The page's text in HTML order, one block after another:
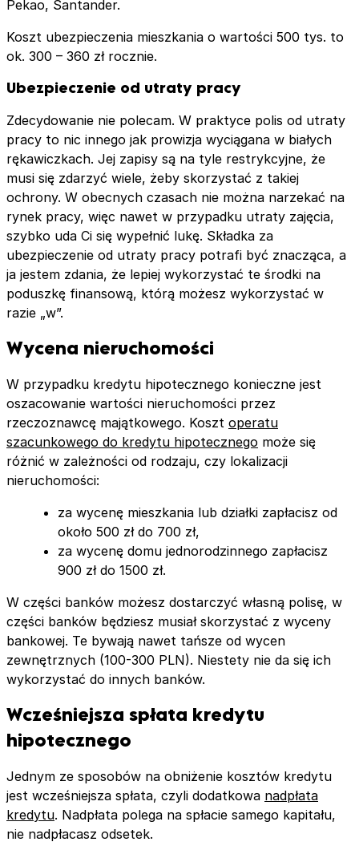
Pekao, Santander.
Koszt ubezpieczenia mieszkania o wartości 500 tys. to
ok. 300 – 360 zł rocznie.
Ubezpieczenie od utraty pracy
Zdecydowanie nie polecam. W praktyce polis od utraty
pracy to nic innego jak prowizja wyciągana w białych
rękawiczkach. Jej zapisy są na tyle restrykcyjne, że
musi się zdarzyć wiele, żeby skorzystać z takiej
ochrony. W obecnych czasach nie można narzekać na
rynek pracy, więc nawet w przypadku utraty zajęcia,
szybko uda Ci się wypełnić lukę. Składka za
ubezpieczenie od utraty pracy potrafi być znacząca, a
ja jestem zdania, że lepiej wykorzystać te środki na
poduszkę finansową, którą możesz wykorzystać w
razie „w”.
Wycena nieruchomości
W przypadku kredytu hipotecznego konieczne jest
oszacowanie wartości nieruchomości przez
rzeczoznawcę majątkowego. Koszt operatu
szacunkowego do kredytu hipotecznego może się
różnić w zależności od rodzaju, czy lokalizacji
nieruchomości:
za wycenę mieszkania lub działki zapłacisz od
około 500 zł do 700 zł,
za wycenę domu jednorodzinnego zapłacisz
900 zł do 1500 zł.
W części banków możesz dostarczyć własną polisę, w
części banków będziesz musiał skorzystać z wyceny
bankowej. Te bywają nawet tańsze od wycen
zewnętrznych (100-300 PLN). Niestety nie da się ich
wykorzystać do innych banków.
Wcześniejsza spłata kredytu
hipotecznego
Jednym ze sposobów na obniżenie kosztów kredytu
jest wcześniejsza spłata, czyli dodatkowa nadpłata
kredytu. Nadpłata polega na spłacie samego kapitału,
nie nadpłacasz odsetek.